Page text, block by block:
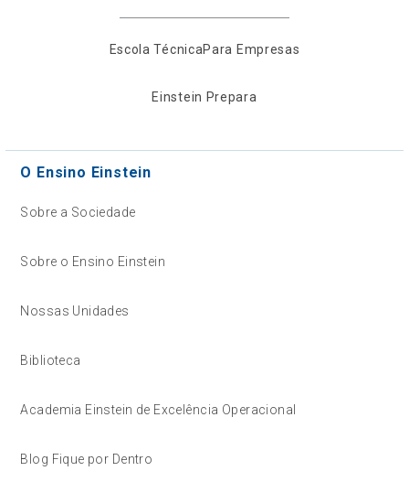
Escola TécnicaPara Empresas
Einstein Prepara
O Ensino Einstein
Sobre a Sociedade
Sobre o Ensino Einstein
Nossas Unidades
Biblioteca
Academia Einstein de Excelência Operacional
Blog Fique por Dentro